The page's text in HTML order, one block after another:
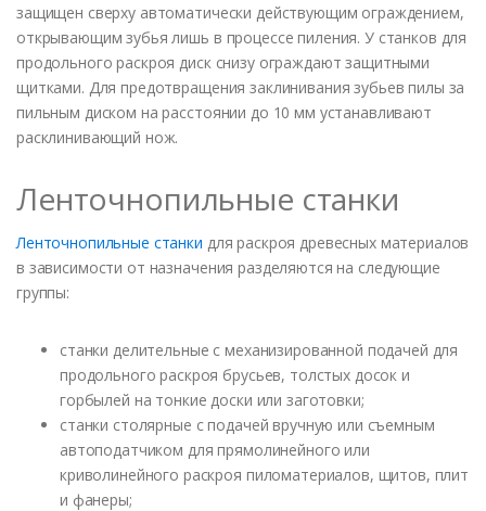
защищен сверху автоматически действующим ограждением,
открывающим зубья лишь в процессе пиления. У станков для
продольного раскроя диск снизу ограждают защитными
щитками. Для предотвращения заклинивания зубьев пилы за
пильным диском на расстоянии до 10 мм устанавливают
расклинивающий нож.
Ленточнопильные станки
Ленточнопильные станки для раскроя древесных материалов
в зависимости от назначения разделяются на следующие
группы:
станки делительные с механизированной подачей для
продольного раскроя брусьев, толстых досок и
горбылей на тонкие доски или заготовки;
станки столярные с подачей вручную или съемным
автоподатчиком для прямолинейного или
криволинейного раскроя пиломатериалов, щитов, плит
и фанеры;